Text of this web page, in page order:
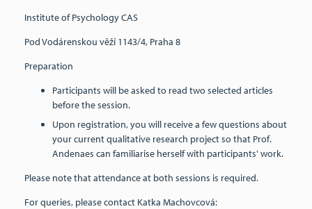
Institute of Psychology CAS
Pod Vodárenskou věží 1143/4, Praha 8
Preparation
Participants will be asked to read two selected articles
before the session.
Upon registration, you will receive a few questions about
your current qualitative research project so that Prof.
Andenaes can familiarise herself with participants' work.
Please note that attendance at both sessions is required.
For queries, please contact Katka Machovcová: